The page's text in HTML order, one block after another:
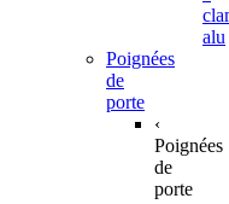
alu
Poignées
de
porte
‹
Poignées
de
porte